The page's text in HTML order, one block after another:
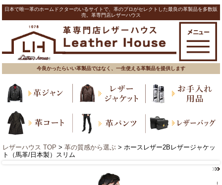
日本で唯一革のホームドクターのいるサイトで、革のプロがセレクトした最良の革製品を多数販
売。革専門店レザーハウス
今良かったらいい革製品ではなく、一生使える革製品を提供します
レザーハウス TOP > 革の質感から選ぶ > ホースレザー2Bレザージャケッ
ト（馬革/日本製）スリム